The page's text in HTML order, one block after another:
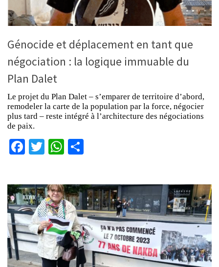
Génocide et déplacement en tant que
négociation : la logique immuable du
Plan Dalet
Le projet du Plan Dalet – s’emparer de territoire d’abord,
remodeler la carte de la population par la force, négocier
plus tard – reste intégré à l’architecture des négociations
de paix.
Facebook
TwitterWhatsApp